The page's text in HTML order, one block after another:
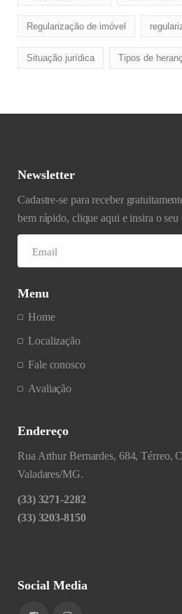
Regularização de imóvel
Situação jurídica Tipos de
Newsletter
Cadastre-se para receber
bem rápido, clique aqui e insira o seu
Menu
Home
Localização
Fale conosco
Avaliação
Endereço
Rua Arthur Bernardes, 684, Térreo,
Valadares/MG.
(33) 3271-2282
(33) 3203-8150
Social Media